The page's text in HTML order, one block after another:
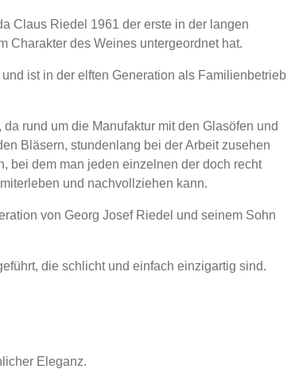
Claus Riedel 1961 der erste in der langen
Charakter des Weines untergeordnet hat.
ist in der elften Generation als Familienbetrieb
rund um die Manufaktur mit den Glasöfen und
Bläsern, stundenlang bei der Arbeit zusehen
bei dem man jeden einzelnen der doch recht
und nachvollziehen kann.
von Georg Josef Riedel und seinem Sohn
die schlicht und einfach einzigartig sind.
Eleganz.